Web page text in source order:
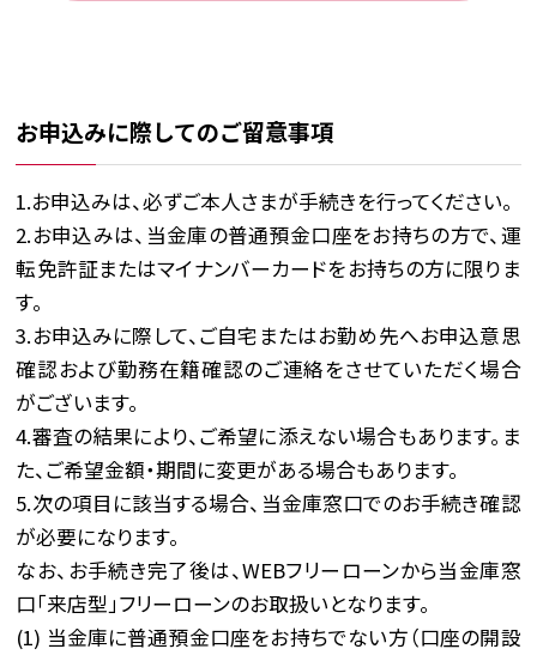
お申込みに際してのご留意事項
1.お申込みは、必ずご本人さまが手続きを行ってください。
2.お申込みは、当金庫の普通預金口座をお持ちの方で、運
転免許証またはマイナンバーカードをお持ちの方に限りま
す。
3.お申込みに際して、ご自宅またはお勤め先へお申込意思
確認および勤務在籍確認のご連絡をさせていただく場合
がございます。
4.審査の結果により、ご希望に添えない場合もあります。ま
た、ご希望金額・期間に変更がある場合もあります。
5.次の項目に該当する場合、当金庫窓口でのお手続き確認
が必要になります。
なお、お手続き完了後は、WEBフリーローンから当金庫窓
口「来店型」フリーローンのお取扱いとなります。
(1) 当金庫に普通預金口座をお持ちでない方（口座の開設